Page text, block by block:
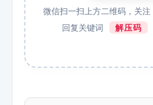
微信扫一扫上方二维码，关注
回复关键词
解压码